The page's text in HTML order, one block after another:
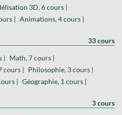
3D, 6 cours |
| Animations, 4 cours |
33 cours
| Math, 7 cours |
cours | Philosophie, 3 cours |
| Géographie, 1 cours |
3 cours